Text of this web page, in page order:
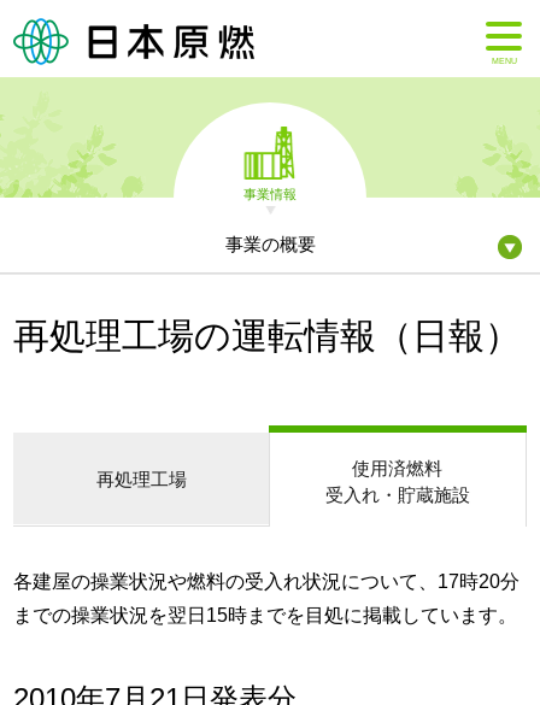
MENU
事業情報
事業の概要
再処理工場の運転情報（日報）
再処理工場
使用済燃料
受入れ・貯蔵施設
各建屋の操業状況や燃料の受入れ状況について、17時20分
までの操業状況を翌日15時までを目処に掲載しています。
2010年7月21日発表分